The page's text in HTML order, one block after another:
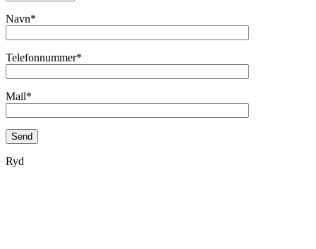
Navn*
Telefonnummer*
Mail*
Ryd